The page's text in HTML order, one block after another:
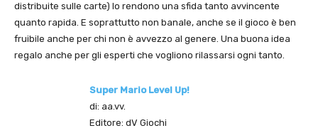
distribuite sulle carte) lo rendono una sfida tanto avvincente
quanto rapida. E soprattutto non banale, anche se il gioco è ben
fruibile anche per chi non è avvezzo al genere. Una buona idea
regalo anche per gli esperti che vogliono rilassarsi ogni tanto.
Super Mario Level Up!
di: aa.vv.
Editore: dV Giochi